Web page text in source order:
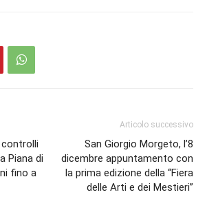
Piana di
fino a
Articolo successivo
San Giorgio Morgeto, l’8
dicembre appuntamento con
la prima edizione della “Fiera
delle Arti e dei Mestieri”